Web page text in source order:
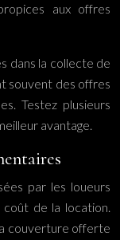
aux offres
dans la collecte de
souvent des offres
Testez plusieurs
avantage.
par les loueurs
de la location.
couverture offerte